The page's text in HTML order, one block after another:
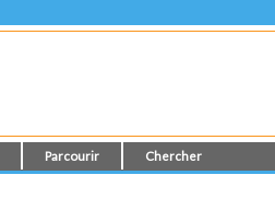
Parcourir Chercher